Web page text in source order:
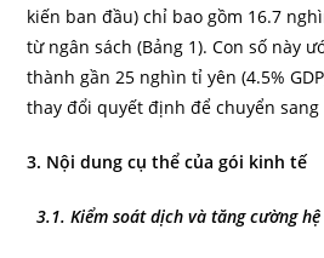
kiến ban đầu) chỉ bao gồm 16.7
từ ngân sách (Bảng 1). Con số này
thành gần 25 nghìn tỉ yên (4.5%
thay đổi quyết định để chuyển
3. Nội dung cụ thể của gói kinh tế
3.1. Kiểm soát dịch và tăng cường